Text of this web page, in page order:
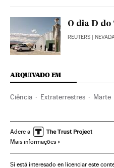
O dia D do
REUTERS |
ARQUIVADO EM
Ciência Extraterrestres Marte
Planetas NASA Bacteria
Adere a
Mais informações
Si está interesado en licenciar este